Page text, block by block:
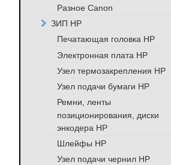
Разное Canon
ЗИП HP
Печатающая головка HP
Электронная плата HP
Узел термозакрепления HP
Узел подачи бумаги HP
Ремни, ленты
позиционирования, диски
энкодера HP
Шлейфы HP
Узел подачи чернил HP